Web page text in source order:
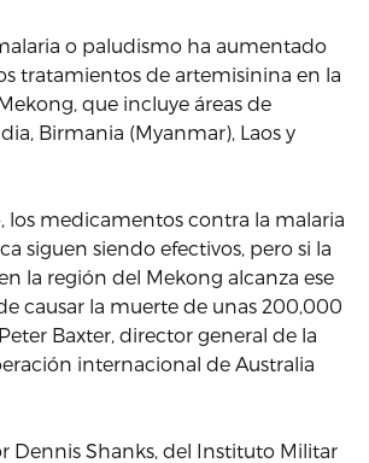
o paludismo ha aumentado
tratamientos de artemisinina en la
que incluye áreas de
Birmania (Myanmar), Laos y
los medicamentos contra la malaria
siguen siendo efectivos, pero si la
la región del Mekong alcanza ese
causar la muerte de unas 200,000
Baxter, director general de la
internacional de Australia
Dennis Shanks, del Instituto Militar